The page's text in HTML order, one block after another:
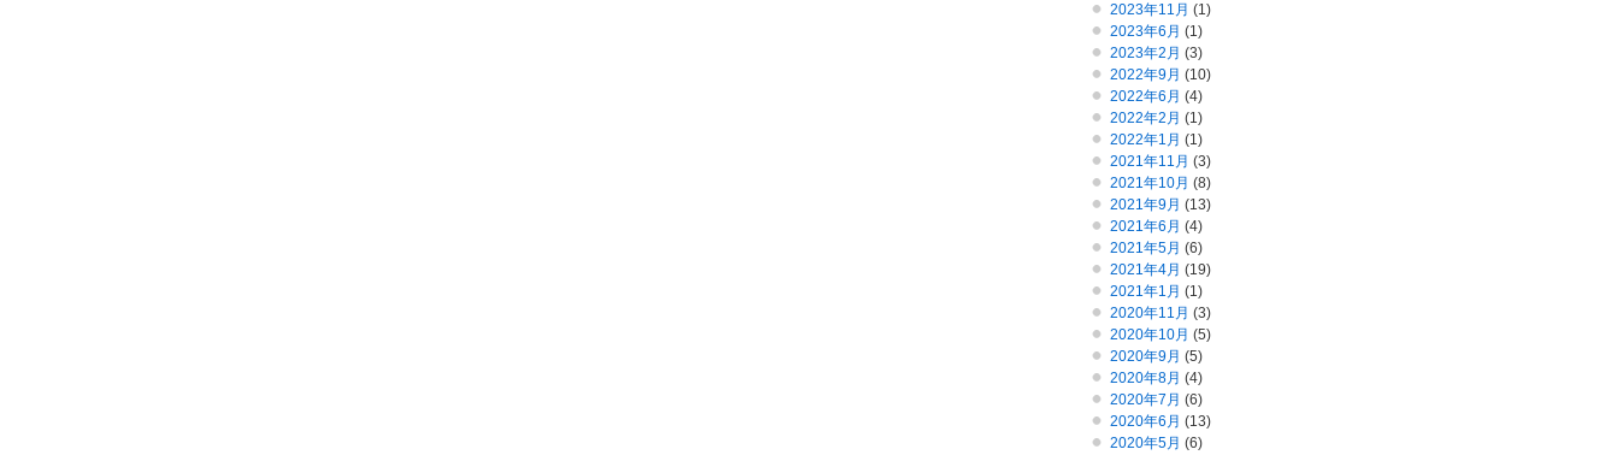
2023年11月 (1)
2023年6月 (1)
2023年2月 (3)
2022年9月 (10)
2022年6月 (4)
2022年2月 (1)
2022年1月 (1)
2021年11月 (3)
2021年10月 (8)
2021年9月 (13)
2021年6月 (4)
2021年5月 (6)
2021年4月 (19)
2021年1月 (1)
2020年11月 (3)
2020年10月 (5)
2020年9月 (5)
2020年8月 (4)
2020年7月 (6)
2020年6月 (13)
2020年5月 (6)